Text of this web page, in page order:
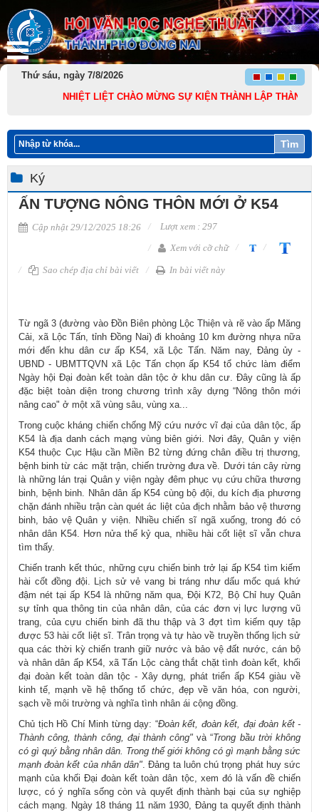
Thứ sáu, ngày 7/8/2026
NHIỆT LIỆT CHÀO MỪNG SỰ KIỆN THÀNH LẬP THÀNH PHỐ
Tìm
Ký
ẤN TƯỢNG NÔNG THÔN MỚI Ở K54
Cập nhật 29/12/2025 18:26
Lượt xem : 297
Xem với cỡ chữ
Sao chép địa chỉ bài viết In bài viết này
Từ ngã 3 (đường vào Đồn Biên phòng Lộc Thiện và rẽ vào ấp Măng
Cải, xã Lộc Tấn, tỉnh Đồng Nai) đi khoảng 10 km đường nhựa nữa
mới đến khu dân cư ấp K54, xã Lộc Tấn. Năm nay, Đảng ủy -
UBND - UBMTTQVN xã Lộc Tấn chọn ấp K54 tổ chức làm điểm
Ngày hội Đại đoàn kết toàn dân tộc ở khu dân cư. Đây cũng là ấp
đặc biệt toàn diện trong chương trình xây dựng “Nông thôn mới
nâng cao" ở một xã vùng sâu, vùng xa...
Trong cuộc kháng chiến chống Mỹ cứu nước vĩ đại của dân tộc, ấp
K54 là địa danh cách mạng vùng biên giới. Nơi đây, Quân y viện
K54 thuộc Cục Hậu cần Miền B2 từng đứng chân điều trị thương,
bệnh binh từ các mặt trận, chiến trường đưa về. Dưới tán cây rừng
là những lán trại Quân y viện ngày đêm phục vụ cứu chữa thương
binh, bệnh binh. Nhân dân ấp K54 cùng bộ đội, du kích địa phương
chặn đánh nhiều trận càn quét ác liệt của địch nhằm bảo vệ thương
binh, bảo vệ Quân y viện. Nhiều chiến sĩ ngã xuống, trong đó có
nhân dân K54. Hơn nửa thế kỷ qua, nhiều hài cốt liệt sĩ vẫn chưa
tìm thấy.
Chiến tranh kết thúc, những cựu chiến binh trở lại ấp K54 tìm kiếm
hài cốt đồng đội. Lịch sử vẻ vang bi tráng như dấu mốc quá khứ
đậm nét tại ấp K54 là những năm qua, Đội K72, Bộ Chỉ huy Quân
sự tỉnh qua thông tin của nhân dân, của các đơn vị lực lượng vũ
trang, của cựu chiến binh đã thu thập và 3 đợt tìm kiếm quy tập
được 53 hài cốt liệt sĩ. Trân trọng và tự hào về truyền thống lịch sử
qua các thời kỳ chiến tranh giữ nước và bảo vệ đất nước, cán bộ
và nhân dân ấp K54, xã Tấn Lộc càng thắt chặt tình đoàn kết, khối
đại đoàn kết toàn dân tộc - Xây dựng, phát triển ấp K54 giàu về
kinh tế, mạnh về hệ thống tổ chức, đẹp về văn hóa, con người,
sạch về môi trường và nghĩa tình nhân ái cộng đồng.
Chủ tịch Hồ Chí Minh từng dạy: “Đoàn kết, đoàn kết, đại đoàn kết -
Thành công, thành công, đại thành công"và “Trong bầu trời không
có gì quý bằng nhân dân. Trong thế giới không có gì mạnh bằng sức
mạnh đoàn kết của nhân dân" . Đảng ta luôn chú trọng phát huy sức
mạnh của khối Đại đoàn kết toàn dân tộc, xem đó là vấn đề chiến
lược, có ý nghĩa sống còn và quyết định thành bại của sự nghiệp
cách mạng. Ngày 18 tháng 11 năm 1930, Đảng ta quyết định thành